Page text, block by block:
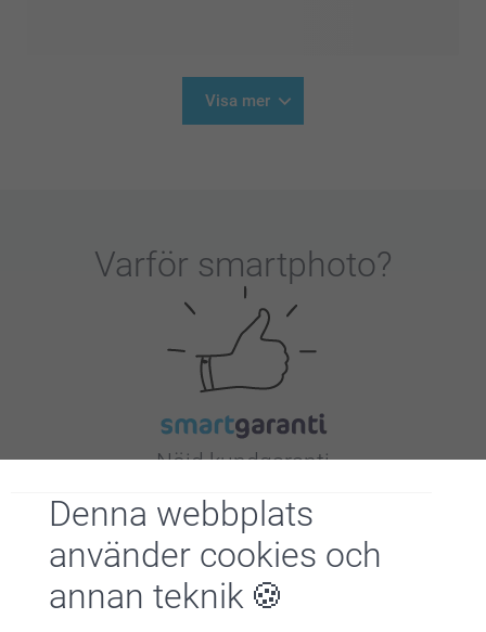
Denna webbplats
använder cookies och
annan teknik
Visa mer
Varför smartphoto?
Nöjd kundgaranti